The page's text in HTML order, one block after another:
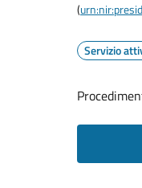
(
Servizio